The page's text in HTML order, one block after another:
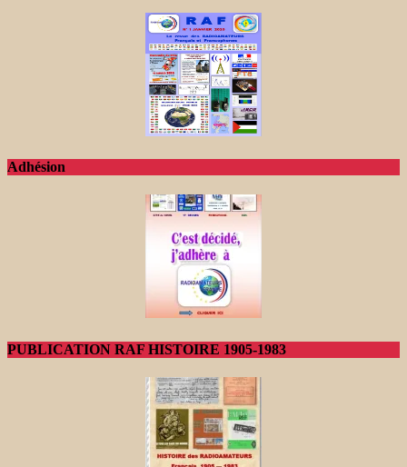
Adhésion
PUBLICATION RAF HISTOIRE 1905-1983